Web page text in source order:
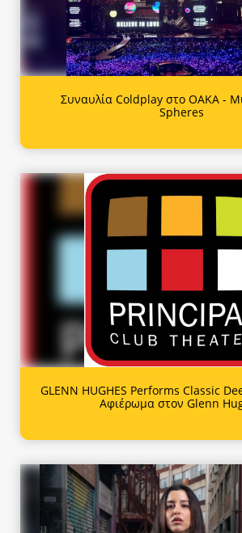
Συναυλία Coldplay στο ΟΑΚΑ -
Spheres
GLENN HUGHES Performs Classic
Αφιέρωμα στον Glenn